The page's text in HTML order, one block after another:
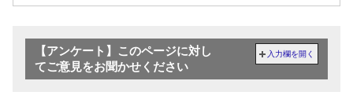
【アンケート】このページに対し
てご意見をお聞かせください
入力欄を開く